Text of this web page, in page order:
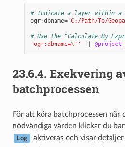
# Indicate a layer within a
ogr:dbname='C:/Path/To/
# Use the "Calculate By
'ogr:dbname=\' '
23.6.4. Exekvering
batchprocessen
För att köra batchprocessen när
nödvändiga värden klickar du
Log
aktiveras och visar detaljer